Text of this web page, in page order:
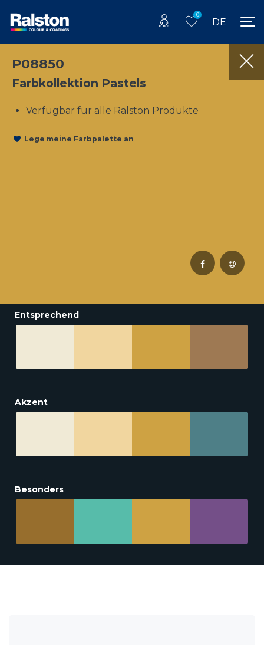
0
DE
P08850
Farbkollektion Pastels
Verfügbar für alle Ralston Produkte
Lege meine Farbpalette an
Entsprechend
Akzent
Besonders